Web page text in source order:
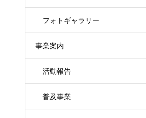
フォトギャラリー
事業案内
活動報告
普及事業